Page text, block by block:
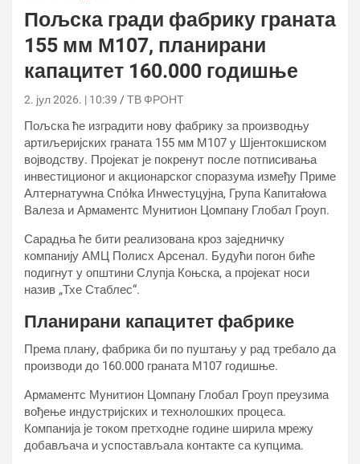
Пољска гради фабрику граната
155 мм М107, планирани
капацитет 160.000 годишње
2. јул 2026. | 10:39 ТВ ФРОНТ
Пољска ће изградити нову фабрику за производњу
артиљеријских граната 155 мм М107 у Шјентокшиском
војводству. Пројекат је покренут после потписивања
инвестиционог и акционарског споразума између Приме
Алтернатywна Спółка Инwестyцyјна, Група Капитаłоwа
Валеза и Армаментс Мунитион Цомпанy Глобал Гроуп.
Сарадња ће бити реализована кроз заједничку
компанију АМЦ Полисх Арсенал. Будући погон биће
подигнут у општини Слупја Коњска, а пројекат носи
назив „Тхе Стаблес“.
Планирани капацитет фабрике
Према плану, фабрика би по пуштању у рад требало да
производи до 160.000 граната М107 годишње.
Армаментс Мунитион Цомпанy Глобал Гроуп преузима
вођење индустријских и технолошких процеса.
Компанија је током претходне године ширила мрежу
добављача и успостављала контакте са купцима.